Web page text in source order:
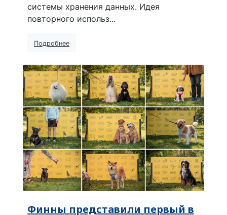
системы хранения данных. Идея
повторного использ...
Подробнее
Финны представили первый в